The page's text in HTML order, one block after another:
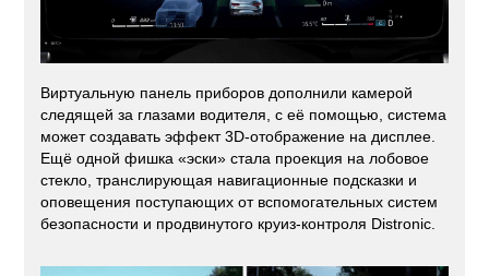
Виртуальную панель приборов дополнили камерой
следящей за глазами водителя, с её помощью, система
может создавать эффект 3D-отображение на дисплее.
Ещё одной фишка «эски» стала проекция на лобовое
стекло, транслирующая навигационные подсказки и
оповещения поступающих от вспомогательных систем
безопасности и продвинутого круиз-контроля Distronic.